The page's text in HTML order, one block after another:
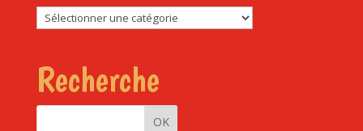
Rubriques
Recherche